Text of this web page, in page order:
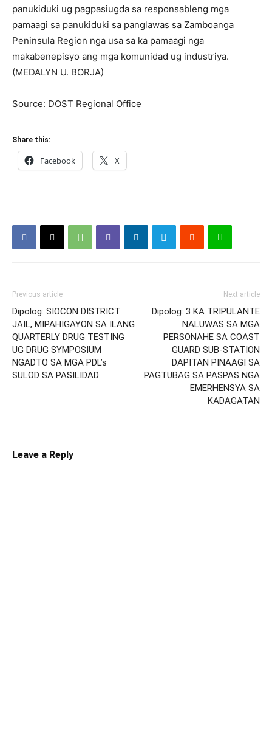
panukiduki ug pagpasiugda sa responsableng mga
pamaagi sa panukiduki sa panglawas sa Zamboanga
Peninsula Region nga usa sa ka pamaagi nga
makabenepisyo ang mga komunidad ug industriya.
(MEDALYN U. BORJA)
Source: DOST Regional Office
Share this:
Facebook X
Previous article
Dipolog: SIOCON DISTRICT
JAIL, MIPAHIGAYON SA ILANG
QUARTERLY DRUG TESTING
UG DRUG SYMPOSIUM
NGADTO SA MGA PDL’s
SULOD SA PASILIDAD
Next article
Dipolog: 3 KA TRIPULANTE
NALUWAS SA MGA
PERSONAHE SA COAST
GUARD SUB-STATION
DAPITAN PINAAGI SA
PAGTUBAG SA PASPAS NGA
EMERHENSYA SA
KADAGATAN
Leave a Reply